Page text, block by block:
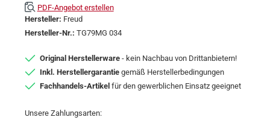
PDF-Angebot erstellen
Hersteller: Freud
Hersteller-Nr.: TG79MG 034
Original Herstellerware - kein Nachbau von Drittanbietern!
Inkl. Herstellergarantie gemäß Herstellerbedingungen
Fachhandels-Artikel für den gewerblichen Einsatz geeignet
Unsere Zahlungsarten: